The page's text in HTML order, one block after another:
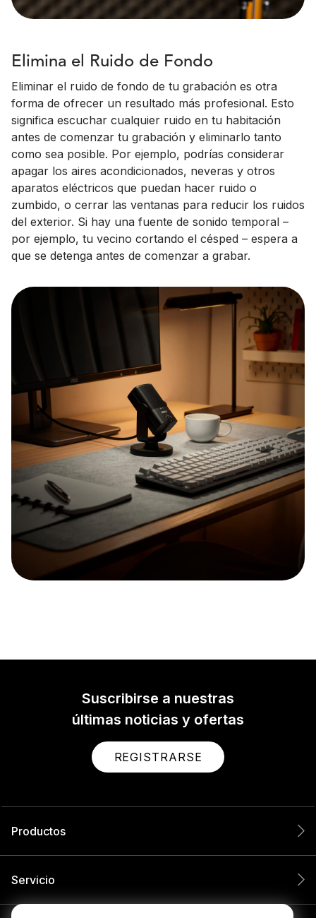
Elimina el Ruido de Fondo
Eliminar el ruido de fondo de tu grabación es otra
forma de ofrecer un resultado más profesional. Esto
significa escuchar cualquier ruido en tu habitación
antes de comenzar tu grabación y eliminarlo tanto
como sea posible. Por ejemplo, podrías considerar
apagar los aires acondicionados, neveras y otros
aparatos eléctricos que puedan hacer ruido o
zumbido, o cerrar las ventanas para reducir los ruidos
del exterior. Si hay una fuente de sonido temporal –
por ejemplo, tu vecino cortando el césped – espera a
que se detenga antes de comenzar a grabar.
Suscribirse a nuestras
últimas noticias y ofertas
REGISTRARSE
Productos
Servicio